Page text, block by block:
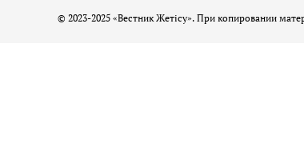
© 2023-2025 «Вестник Жетісу». При копировании